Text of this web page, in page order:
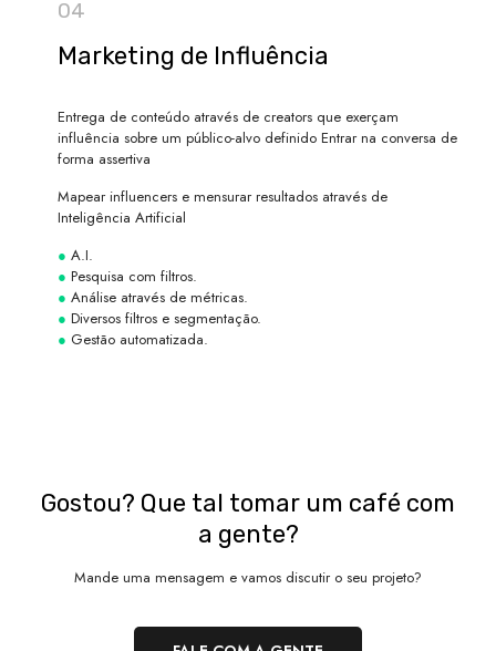
04
Marketing de Influência
Entrega de conteúdo através de creators que exerçam
influência sobre um público-alvo definido Entrar na conversa de
forma assertiva
Mapear influencers e mensurar resultados através de
Inteligência Artificial
● A.I.
● Pesquisa com filtros.
● Análise através de métricas.
● Diversos filtros e segmentação.
● Gestão automatizada.
Gostou? Que tal tomar um café com
a gente?
Mande uma mensagem e vamos discutir o seu projeto?